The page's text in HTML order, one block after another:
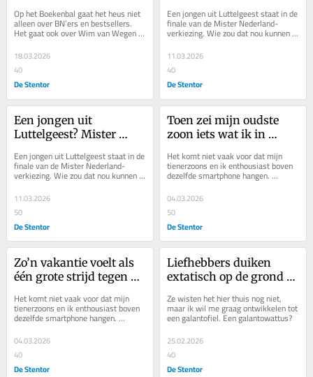
kleiner dan het lijkt
Op het Boekenbal gaat het heus niet
alleen over BN’ers en bestsellers.
Het gaat ook over Wim van Wegen
uit Bant en zijn nieuwe politieke
partij.
18.03.2026
40
De Stentor
voor zo’n wedstrijd
Een jongen uit Luttelgeest staat in de
finale van de Mister Nederland-
verkiezing. Wie zou dat nou kunnen
zijn? Het blijkt om Malik te gaan,
een...
11.03.2026
40
De Stentor
Een jongen uit
Luttelgeest? Mister
nou zijn?
Een jongen uit Luttelgeest staat in de
finale van de Mister Nederland-
verkiezing. Wie zou dat nou kunnen
zijn? Het blijkt om Malik te gaan,
een...
11.03.2026
50
De Stentor
Toen zei mijn oudste
zoon iets wat ik in
opvoeding niet eerder
hoorde
Het komt niet vaak voor dat mijn
tienerzoons en ik enthousiast boven
dezelfde smartphone hangen.
Meestal leidt het apparaat tot
discussie en gedoe....
04.03.2026
50
De Stentor
Zo’n vakantie voelt als
één grote strijd tegen
media
Het komt niet vaak voor dat mijn
tienerzoons en ik enthousiast boven
dezelfde smartphone hangen.
Meestal leidt het apparaat tot
discussie en gedoe....
04.03.2026
40
De Stentor
Liefhebbers duiken
extatisch op de grond
van dichtbij te bekijken
Ze wisten het hier thuis nog niet,
maar ik wil me graag ontwikkelen tot
een galantofiel. Een galantowattus?
25.02.2026
40
De Stentor